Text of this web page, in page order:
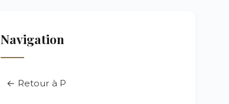
Navigation
← Retour à P